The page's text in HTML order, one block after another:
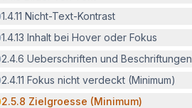
Erfüllt:
1.4.11 Nicht-Text-Kontrast
Erfüllt:
1.4.13 Inhalt bei Hover oder Fokus
Erfüllt:
2.4.6 Ueberschriften und Beschriftungen
Erfüllt:
2.4.11 Fokus nicht verdeckt (Minimum)
Potenzielle Barriere:
2.5.8 Zielgroesse (Minimum)